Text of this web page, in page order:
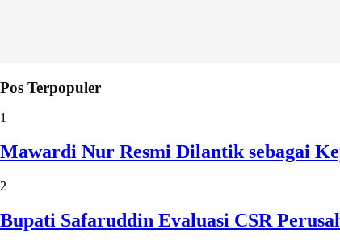
Pos Terpopuler
1
Mawardi Nur Resmi Dilantik sebagai
2
Bupati Safaruddin Evaluasi CSR